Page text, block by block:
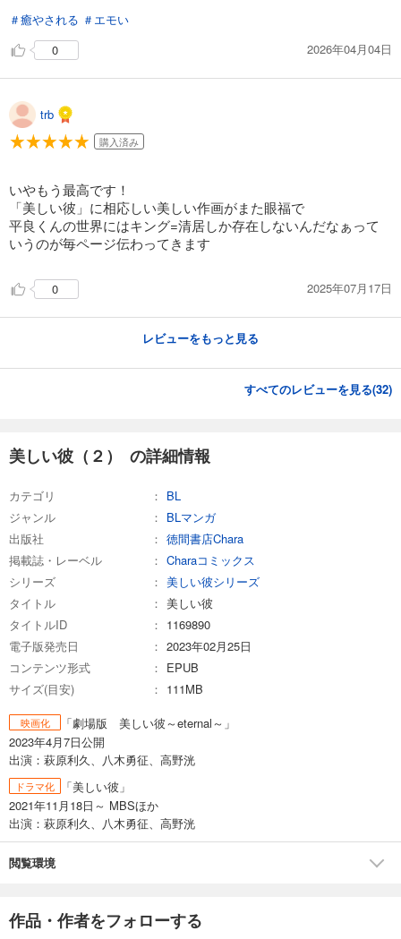
＃癒やされる ＃エモい
0
2026年04月04日
trb
購入済み
いやもう最高です！
「美しい彼」に相応しい美しい作画がまた眼福で
平良くんの世界にはキング=清居しか存在しないんだなぁって
いうのが毎ページ伝わってきます
0 2025年07月17日
レビューをもっと見る
すべてのレビューを見る(32)
美しい彼（２） の詳細情報
カテゴリ
BL
ジャンル
BLマンガ
出版社
徳間書店Chara
掲載誌・レーベル
Charaコミックス
シリーズ
美しい彼シリーズ
タイトル
美しい彼
タイトルID
1169890
電子版発売日
2023年02月25日
コンテンツ形式
EPUB
サイズ(目安)
111MB
映画化
「劇場版 美しい彼～eternal～」
2023年4月7日公開
出演：萩原利久、八木勇征、高野洸
ドラマ化
「美しい彼」
2021年11月18日～ MBSほか
出演：萩原利久、八木勇征、高野洸
閲覧環境
作品・作者をフォローする